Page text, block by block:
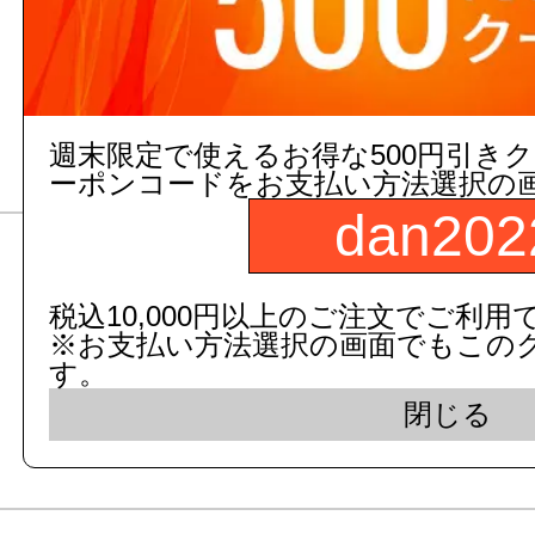
7,344 円(税抜)～
8,078 円(税込)～
【未来工業】
簡易水位計
1,205 円(税抜)～
円(税込)～
【未来工業】
週末限定で使えるお得な500円引き
ーポンコードをお支払い方法選択の
税込10,000円以上のご注文でご利用
※お支払い方法選択の画面でもこの
す。
閉じる